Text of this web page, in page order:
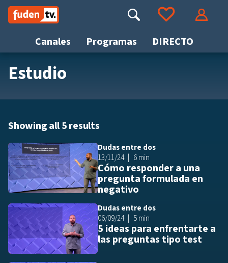
Saltar
contenido
Canales Programas DIRECTO
Buscar Ir a tus favoritos
Estudio
Showing all 5 results
Dudas entre dos
13/11/24
6 min
Cómo responder a una
pregunta formulada en
negativo
Dudas entre dos
06/09/24
5 min
5 ideas para enfrentarte a
las preguntas tipo test